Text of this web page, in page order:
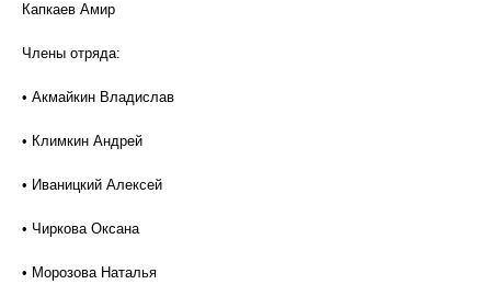
Капкаев Амир
Члены отряда:
• Акмайкин Владислав
• Климкин Андрей
• Иваницкий Алексей
• Чиркова Оксана
• Морозова Наталья